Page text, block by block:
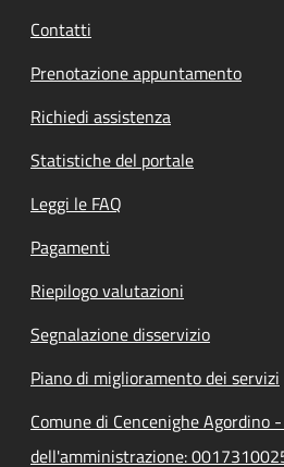
Contatti
Prenotazione appuntamento
Richiedi assistenza
Statistiche del portale
Leggi le FAQ
Pagamenti
Riepilogo valutazioni
Segnalazione disservizio
Piano di miglioramento dei servizi
Comune di Cencenighe Agordino
dell'amministrazione: